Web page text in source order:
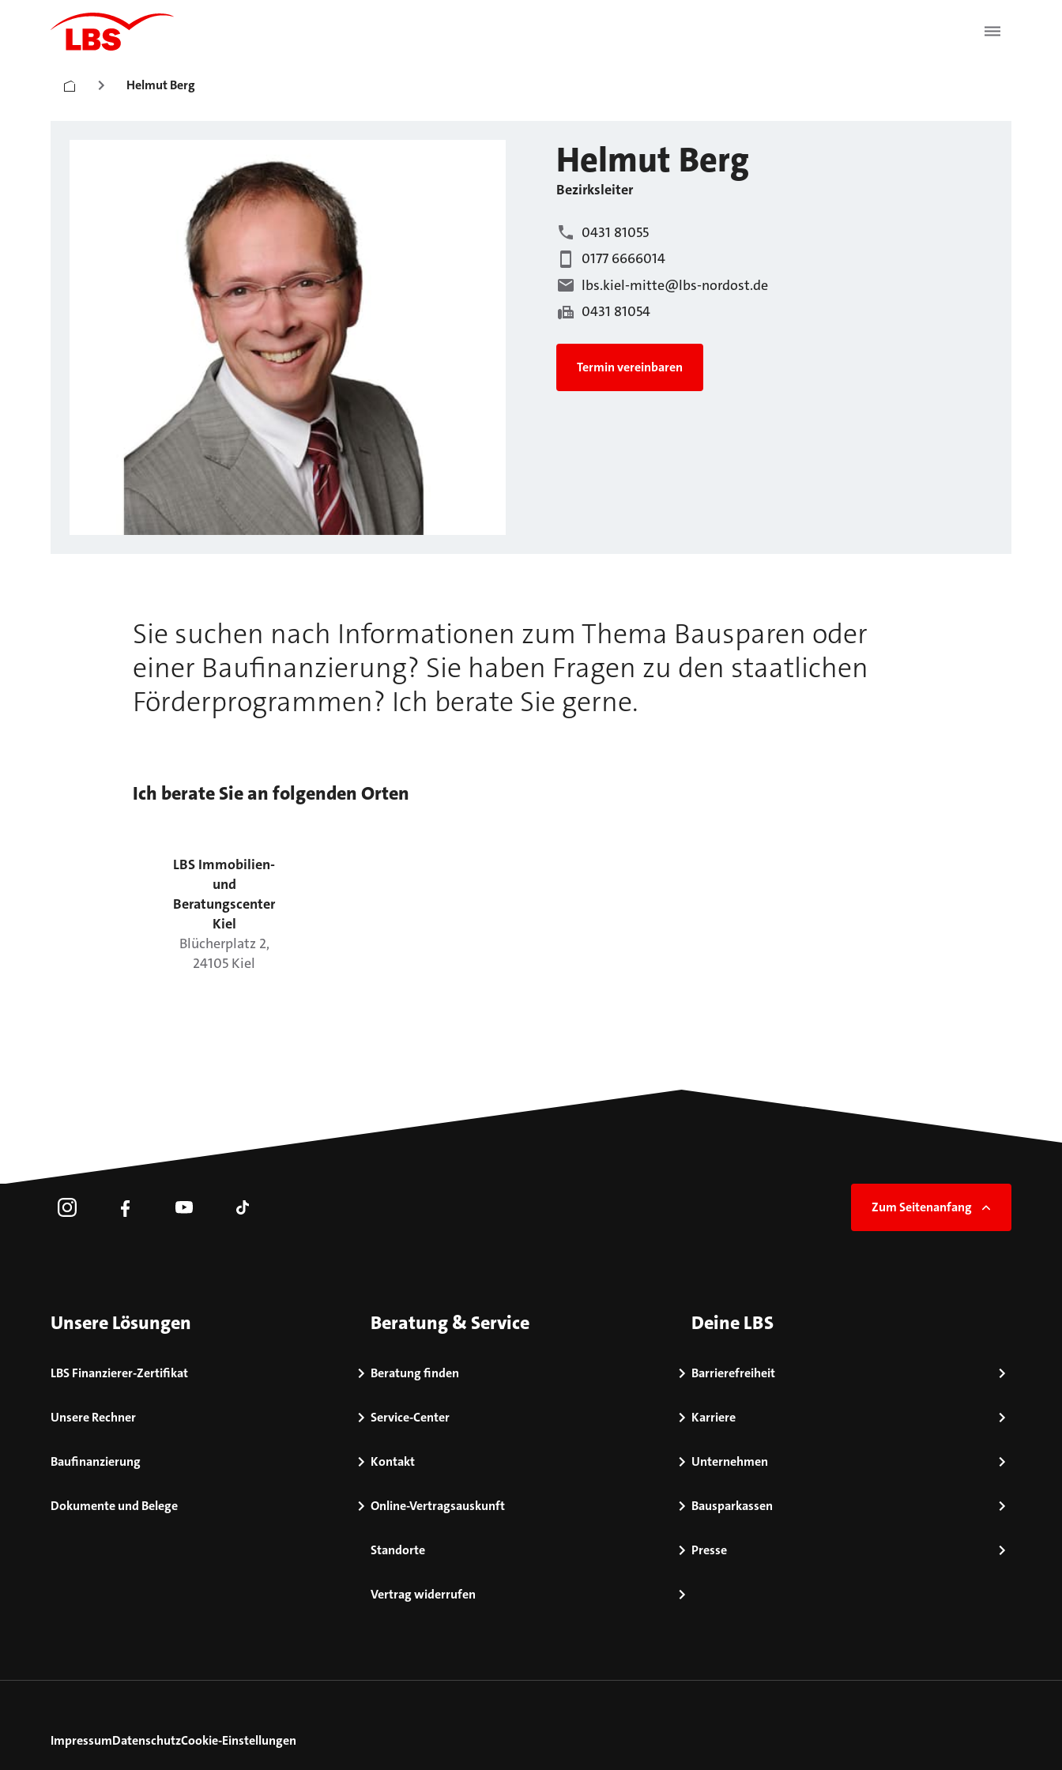
Helmut Berg
Helmut Berg
Bezirksleiter
0431 81055
0177 6666014
lbs.kiel-mitte@lbs-nordost.de
0431 81054
Termin vereinbaren
Sie suchen nach Informationen zum Thema Bausparen oder
einer Baufinanzierung? Sie haben Fragen zu den staatlichen
Förderprogrammen? Ich berate Sie gerne.
Ich berate Sie an folgenden Orten
LBS Immobilien-
und
Beratungscenter
Kiel
Blücherplatz 2,
24105 Kiel
Zum Seitenanfang
Unsere Lösungen
LBS Finanzierer-Zertifikat
Unsere Rechner
Baufinanzierung
Dokumente und Belege
Beratung & Service
Beratung finden
Service-Center
Kontakt
Online-Vertragsauskunft
Standorte
Vertrag widerrufen
Deine LBS
Barrierefreiheit
Karriere
Unternehmen
Bausparkassen
Presse
ImpressumDatenschutzCookie-Einstellungen